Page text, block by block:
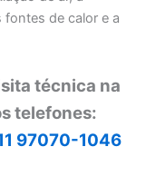
fontes de calor e a
técnica na
telefones:
97070-1046